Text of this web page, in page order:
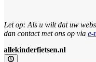
Let op: Als u wilt dat uw
dan contact met ons op via e-
allekinderfietsen.nl